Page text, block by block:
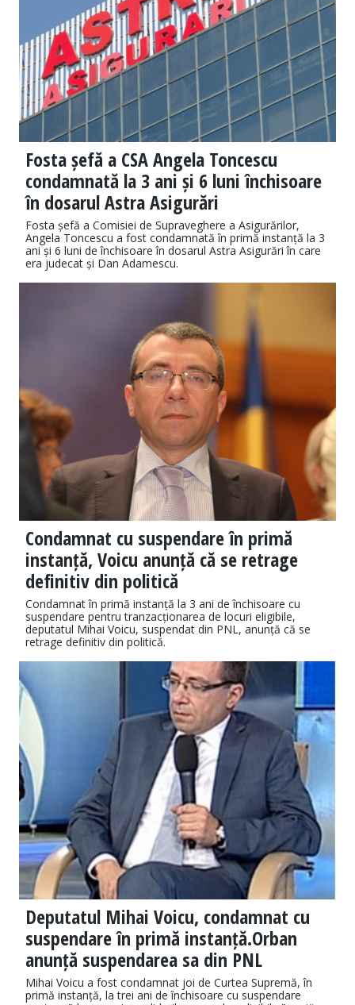
Fosta șefă a CSA Angela Toncescu
condamnată la 3 ani și 6 luni închisoare
în dosarul Astra Asigurări
Fosta șefă a Comisiei de Supraveghere a Asigurărilor,
Angela Toncescu a fost condamnată în primă instanță la 3
ani și 6 luni de închisoare în dosarul Astra Asigurări în care
era judecat și Dan Adamescu.
Condamnat cu suspendare în primă
instanță, Voicu anunță că se retrage
definitiv din politică
Condamnat în primă instanță la 3 ani de închisoare cu
suspendare pentru tranzacționarea de locuri eligibile,
deputatul Mihai Voicu, suspendat din PNL, anunță că se
retrage definitiv din politică.
Deputatul Mihai Voicu, condamnat cu
suspendare în primă instanță.Orban
anunță suspendarea sa din PNL
Mihai Voicu a fost condamnat joi de Curtea Supremă, în
primă instanță, la trei ani de închisoare cu suspendare